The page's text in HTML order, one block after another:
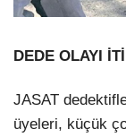
DEDE OLAYI
JASAT
üyeleri, küçük